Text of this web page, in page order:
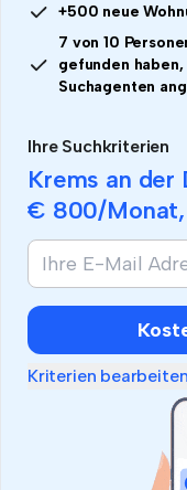
+500 neue
7 von 10
gefunden
Suchagenten
Ihre Suchkriterien
Krems an der
€ 800/Monat,
Kriterien bearbeiten